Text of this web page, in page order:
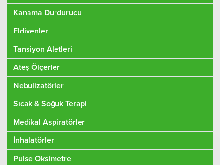
Kanama Durdurucu
Eldivenler
Tansiyon Aletleri
Ateş Ölçerler
Nebulizatörler
Sıcak & Soğuk Terapi
Medikal Aspiratörler
İnhalatörler
Pulse Oksimetre